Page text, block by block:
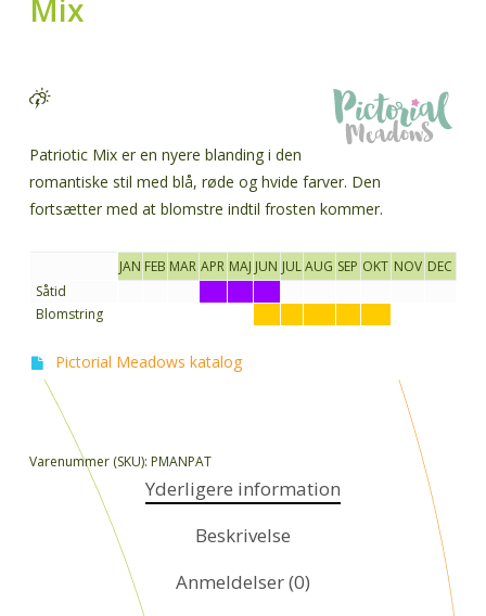
Mix
Patriotic Mix er en nyere blanding i den
romantiske stil med blå, røde og hvide farver. Den
fortsætter med at blomstre indtil frosten kommer.
JAN FEB MAR APR MAJ JUN JUL AUG SEP OKT NOV DEC
Såtid
Blomstring
Pictorial Meadows katalog
Varenummer (SKU): PMANPAT
Yderligere information
Beskrivelse
Anmeldelser (0)